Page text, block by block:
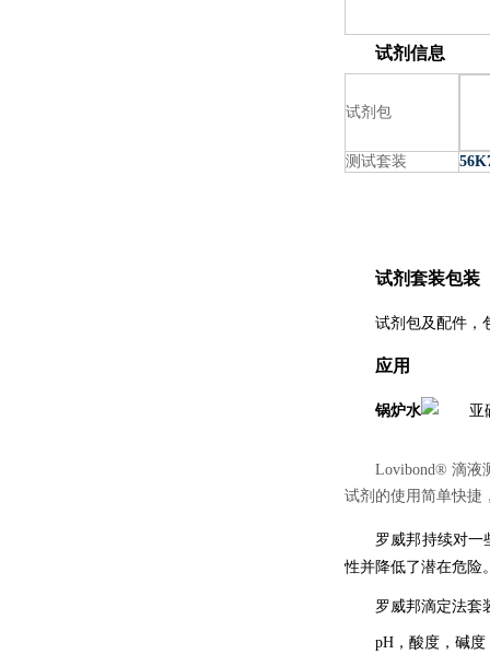
试剂信息
试剂包
测试套装
试剂套装包装
试剂包及配件，
应用
锅炉水
Lovibond® 滴液
试剂的使用简单快捷
罗威邦持续对
性并降低了潜在危险
罗威邦滴定法套
pH，酸度，碱